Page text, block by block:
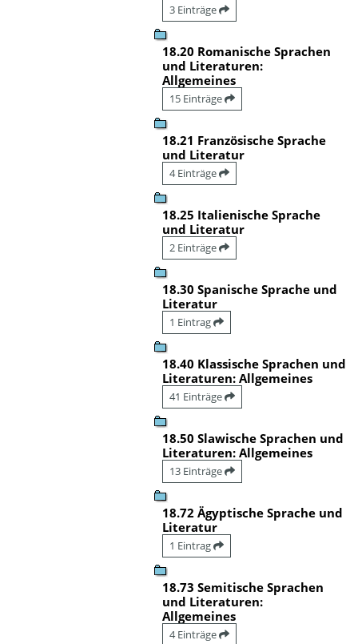
3 Einträge
18.20 Romanische Sprachen
und Literaturen:
Allgemeines
15 Einträge
18.21 Französische Sprache
und Literatur
4 Einträge
18.25 Italienische Sprache
und Literatur
2 Einträge
18.30 Spanische Sprache und
Literatur
1 Eintrag
18.40 Klassische Sprachen und
Literaturen: Allgemeines
41 Einträge
18.50 Slawische Sprachen und
Literaturen: Allgemeines
13 Einträge
18.72 Ägyptische Sprache und
Literatur
1 Eintrag
18.73 Semitische Sprachen
und Literaturen:
Allgemeines
4 Einträge